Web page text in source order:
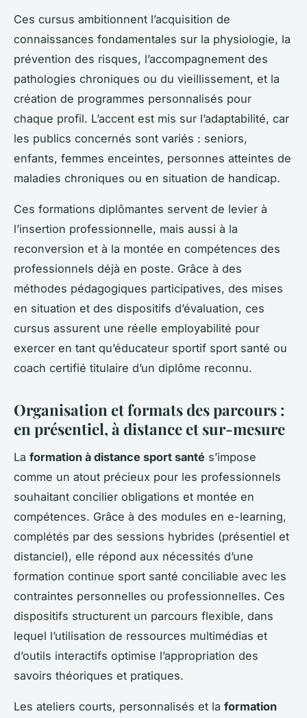
Ces cursus ambitionnent l’acquisition de
connaissances fondamentales sur la physiologie, la
prévention des risques, l’accompagnement des
pathologies chroniques ou du vieillissement, et la
création de programmes personnalisés pour
chaque profil. L’accent est mis sur l’adaptabilité, car
les publics concernés sont variés : seniors,
enfants, femmes enceintes, personnes atteintes de
maladies chroniques ou en situation de handicap.
Ces formations diplômantes servent de levier à
l’insertion professionnelle, mais aussi à la
reconversion et à la montée en compétences des
professionnels déjà en poste. Grâce à des
méthodes pédagogiques participatives, des mises
en situation et des dispositifs d’évaluation, ces
cursus assurent une réelle employabilité pour
exercer en tant qu’éducateur sportif sport santé ou
coach certifié titulaire d’un diplôme reconnu.
Organisation et formats des parcours :
en présentiel, à distance et sur-mesure
La formation à distance sport santé s’impose
comme un atout précieux pour les professionnels
souhaitant concilier obligations et montée en
compétences. Grâce à des modules en e-learning,
complétés par des sessions hybrides (présentiel et
distanciel), elle répond aux nécessités d’une
formation continue sport santé conciliable avec les
contraintes personnelles ou professionnelles. Ces
dispositifs structurent un parcours flexible, dans
lequel l’utilisation de ressources multimédias et
d’outils interactifs optimise l’appropriation des
savoirs théoriques et pratiques.
Les ateliers courts, personnalisés et la formation